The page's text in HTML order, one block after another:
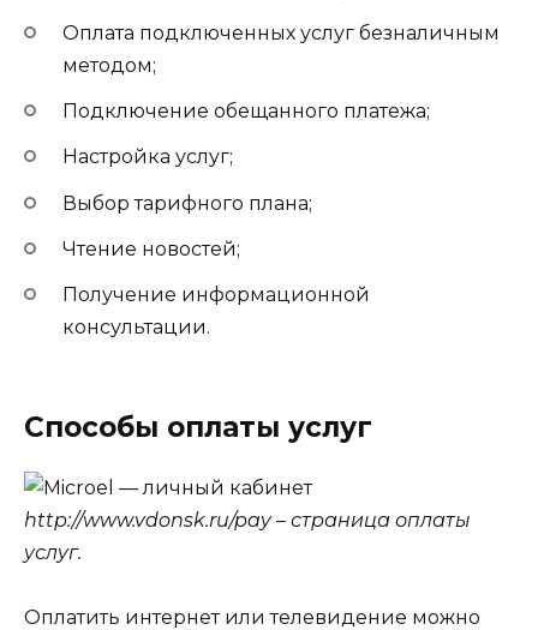
Оплата подключенных услуг безналичным
методом;
Подключение обещанного платежа;
Настройка услуг;
Выбор тарифного плана;
Чтение новостей;
Получение информационной
консультации.
Способы оплаты услуг
http://www.vdonsk.ru/pay – страница оплаты
услуг.
Оплатить интернет или телевидение можно